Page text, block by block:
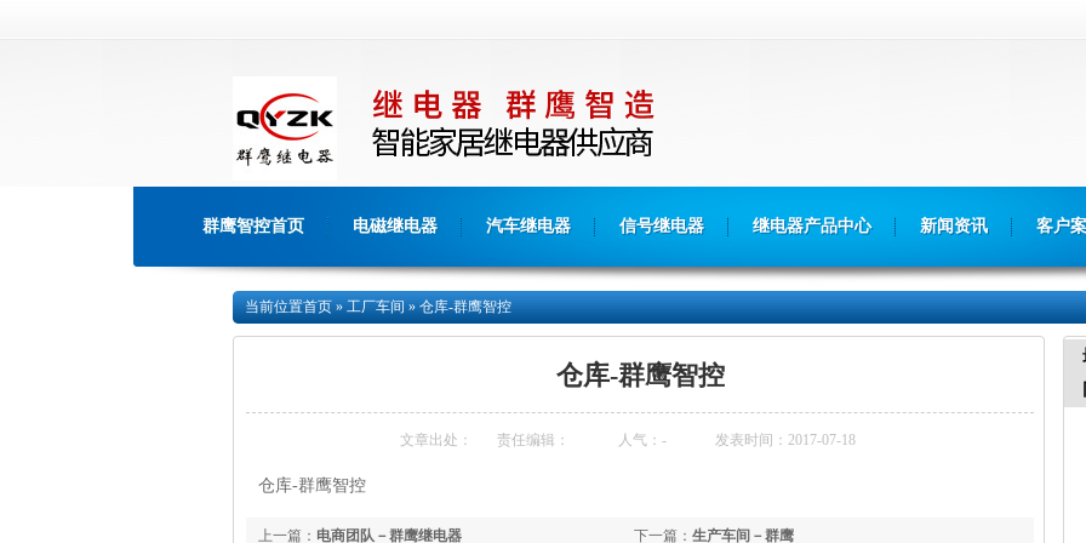
群鹰智控首页 电磁继电器 汽车继电器 信号继电器 继电器产品中心 新闻资讯 客户
当前位置首页»工厂车间»仓库-群鹰智控
仓库-群鹰智控
文章出处： 责任编辑： 人气： - 发表时间：2017-07-18
仓库-群鹰智控
下一篇： 生产车间－群鹰
上一篇： 电商团队－群鹰继电器